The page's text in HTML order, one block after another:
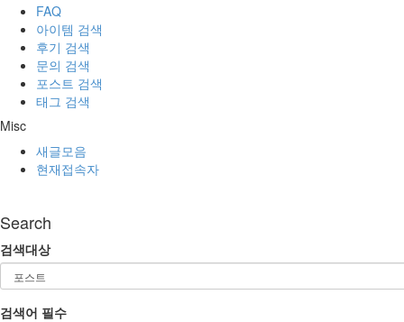
FAQ
아이템 검색
후기 검색
문의 검색
포스트 검색
태그 검색
Misc
새글모음
현재접속자
Search
검색대상
검색어 필수